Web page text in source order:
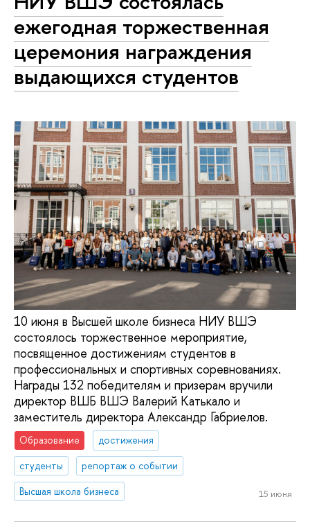
ежегодная торжественная
церемония награждения
выдающихся студентов
10 июня в Высшей школе бизнеса НИУ ВШЭ
состоялось торжественное мероприятие,
посвященное достижениям студентов в
профессиональных и спортивных соревнованиях.
Награды 132 победителям и призерам вручили
директор ВШБ ВШЭ Валерий Катькало и
заместитель директора Александр Габриелов.
Образование
достижения
студенты
репортаж о событии
Высшая школа бизнеса
15 июня